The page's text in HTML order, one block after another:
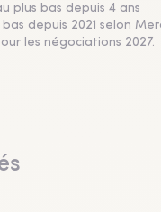
plus bas depuis 4 ans
depuis 2021 selon
les négociations 2027.